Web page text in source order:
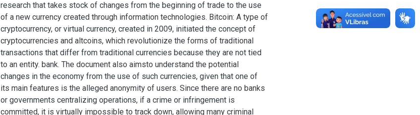
research that takes stock of changes from the beginning of trade to the use
of a new currency created through information technologies. Bitcoin: A type of
cryptocurrency, or virtual currency, created in 2009, initiated the concept of
cryptocurrencies and altcoins, which revolutionize the forms of traditional
transactions that differ from traditional currencies because they are not tied
to an entity. bank. The document also aimsto understand the potential
changes in the economy from the use of such currencies, given that one of
its main features is the alleged anonymity of users. Since there are no banks
or governments centralizing operations, if a crime or infringement is
committed, it is virtually impossible to track down, allowing many criminal